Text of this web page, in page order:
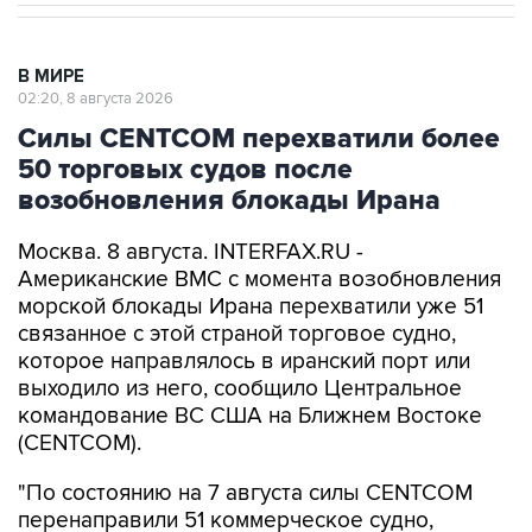
Силы CENTCOM перехватили более
50 торговых судов после
возобновления блокады Ирана
Москва. 8 августа. INTERFAX.RU -
морской блокады Ирана перехватили уже 51
связанное с этой страной торговое судно,
которое направлялось в иранский порт или
выходило из него, сообщило Центральное
командование ВС США на Ближнем Востоке
(CENTCOM).
"По состоянию на 7 августа силы CENTCOM
вывели из строя два и провели досмотр еще
двух судов в рамках обеспечения блокады", -